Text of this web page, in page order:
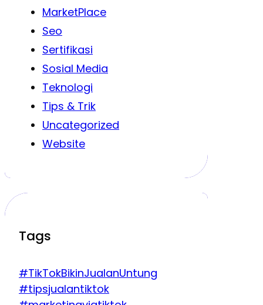
MarketPlace
Seo
Sertifikasi
Sosial Media
Teknologi
Tips & Trik
Uncategorized
Website
Tags
#TikTokBikinJualanUntung
#tipsjualantiktok